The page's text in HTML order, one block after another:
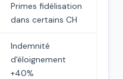
Primes fidélisation
dans certains CH
Indemnité
d'éloignement
+40%